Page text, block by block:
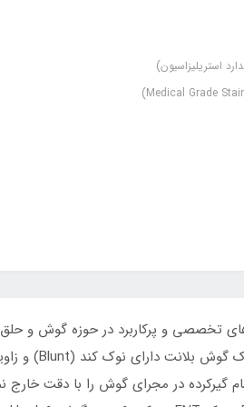
استریلیزاسیون)
گیرکرده در مجرای گوش را با دقت خارج